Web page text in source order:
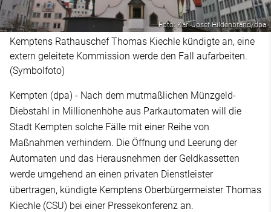
Foto: Karl-Josef Hildenbrand/dpa
Kemptens Rathauschef Thomas Kiechle kündigte an, eine
extern geleitete Kommission werde den Fall aufarbeiten.
(Symbolfoto)
Kempten (dpa) - Nach dem mutmaßlichen Münzgeld-
Diebstahl in Millionenhöhe aus Parkautomaten will die
Stadt Kempten solche Fälle mit einer Reihe von
Maßnahmen verhindern. Die Öffnung und Leerung der
Automaten und das Herausnehmen der Geldkassetten
werde umgehend an einen privaten Dienstleister
übertragen, kündigte Kemptens Oberbürgermeister Thomas
Kiechle (CSU) bei einer Pressekonferenz an.